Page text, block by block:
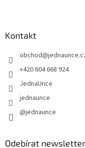
Kontakt
obchod@
+420 604 668 924
JednaUnce
jednaunce
@jednaunce
Odebírat newsletter